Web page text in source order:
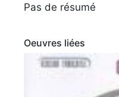
Pas de résumé
Oeuvres liées